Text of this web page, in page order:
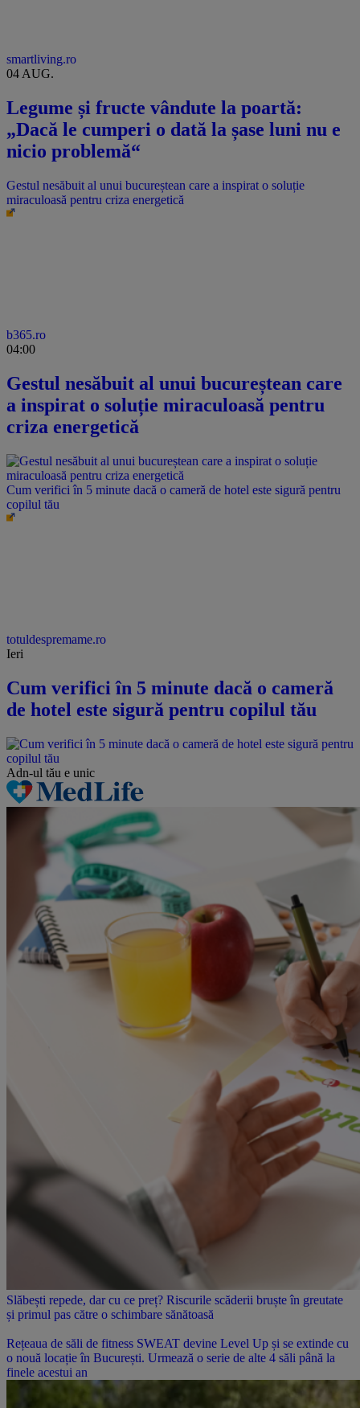
smartliving.ro
04 AUG.
Legume și fructe vândute la poartă:
„Dacă le cumperi o dată la șase luni nu e
nicio problemă“
Gestul nesăbuit al unui bucureștean care a inspirat o soluție
miraculoasă pentru criza energetică
b365.ro
04:00
Gestul nesăbuit al unui bucureștean care
a inspirat o soluție miraculoasă pentru
criza energetică
Cum verifici în 5 minute dacă o cameră de hotel este sigură pentru
copilul tău
totuldespremame.ro
Ieri
Cum verifici în 5 minute dacă o cameră
de hotel este sigură pentru copilul tău
Adn-ul tău e unic
Slăbești repede, dar cu ce preț? Riscurile scăderii bruște în greutate
și primul pas către o schimbare sănătoasă
Rețeaua de săli de fitness SWEAT devine Level Up și se extinde cu
o nouă locație în București. Urmează o serie de alte 4 săli până la
finele acestui an